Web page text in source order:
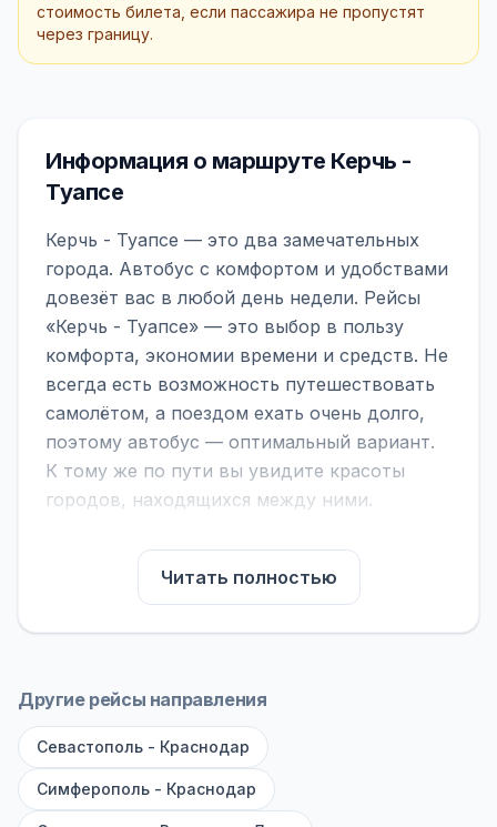
стоимость билета, если пассажира не пропустят
через границу.
Информация о маршруте Керчь -
Туапсе
Керчь - Туапсе — это два замечательных
города. Автобус с комфортом и удобствами
довезёт вас в любой день недели. Рейсы
«Керчь - Туапсе» — это выбор в пользу
комфорта, экономии времени и средств. Не
всегда есть возможность путешествовать
самолётом, а поездом ехать очень долго,
поэтому автобус — оптимальный вариант.
К тому же по пути вы увидите красоты
городов, находящихся между ними.
На нашем сайте вы можете найти
расписание автобусов Керчь - Туапсе,
сравнить рейсы и выбрать подходящий.
Если важна скорость — обратите внимание
комфорт — выбирайте большие автобусы
дорога ощущается меньше.
По маршруту предусмотрены остановки:
Читать полностью
Другие рейсы направления
Севастополь - Краснодар
Симферополь - Краснодар